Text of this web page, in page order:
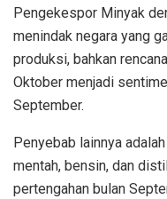
Pengekespor Minyak
menindak negara yang
produksi, bahkan
Oktober menjadi
September.
Penyebab lainnya
mentah, bensin, dan
pertengahan bulan